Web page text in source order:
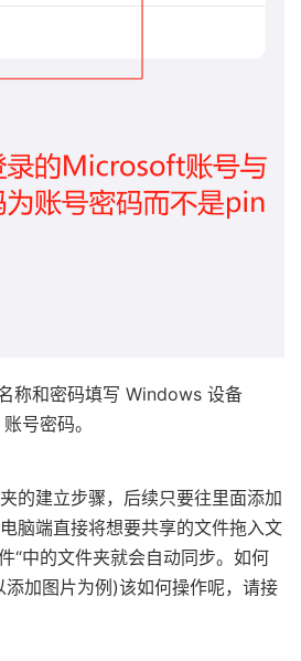
称和密码填写 Windows 设备
号密码。
的建立步骤，后续只要往里面添加
脑端直接将想要共享的文件拖入文
“中的文件夹就会自动同步。如何
加图片为例)该如何操作呢，请接